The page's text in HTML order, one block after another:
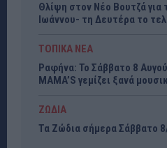
Θλίψη στον Νέο Βουτζά για
Ιωάννου- τη Δευτέρα το
ΤΟΠΙΚΑ ΝΕΑ
Ραφήνα: Το Σάββατο 8
MAMA’S γεμίζει ξανά
ΖΩΔΙΑ
Τα Ζώδια σήμερα Σάββατο